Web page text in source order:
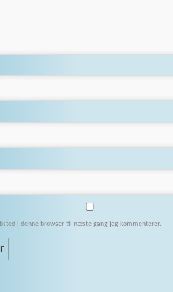
i denne browser til næste gang jeg kommenterer.